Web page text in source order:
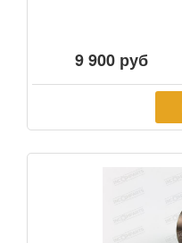
9 900 руб